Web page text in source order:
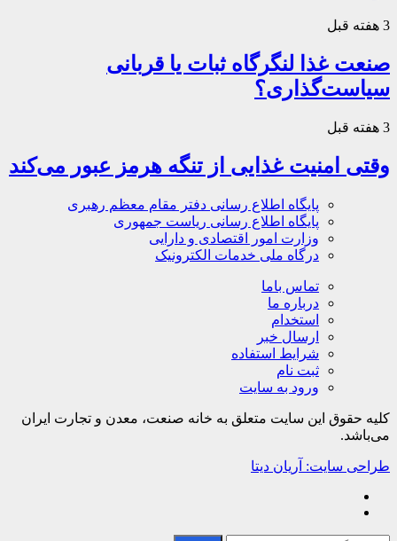
3 هفته قبل
صنعت غذا لنگرگاه ثبات یا قربانی
سیاست‌گذاری؟
3 هفته قبل
وقتی امنیت غذایی از تنگه هرمز عبور می‌کند
پایگاه اطلاع رسانی دفتر مقام معظم رهبری
پایگاه اطلاع رسانی ریاست جمهوری
وزارت امور اقتصادی و دارایی
درگاه ملی خدمات الکترونیک
تماس باما
درباره ما
استخدام
ارسال خبر
شرایط استفاده
ثبت نام
ورود به سایت
کلیه حقوق این سایت متعلق به خانه صنعت، معدن و تجارت ایران
می‌باشد.
طراحی سایت: آریان دیتا